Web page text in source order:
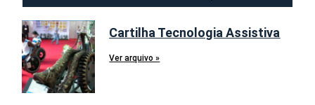
Cartilha Tecnologia Assistiva
Ver arquivo »